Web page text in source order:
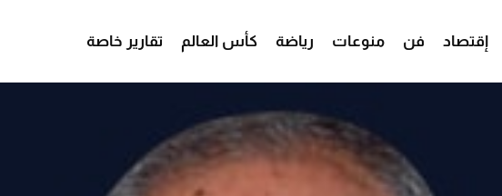
إقتصاد فن منوعات رياضة كأس العالم تقارير خاصة